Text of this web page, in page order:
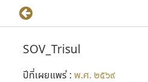
SOV_Trisul
ปีที่เผยแพร่ : พ.ศ. ๒๕๖๙